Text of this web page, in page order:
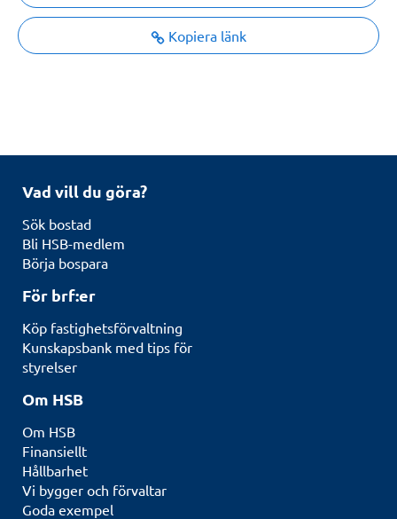
Kopiera länk
Vad vill du göra?
Sök bostad
Bli HSB-medlem
Börja bospara
För brf:er
Köp fastighetsförvaltning
Kunskapsbank med tips för
styrelser
Om HSB
Om HSB
Finansiellt
Hållbarhet
Vi bygger och förvaltar
Goda exempel